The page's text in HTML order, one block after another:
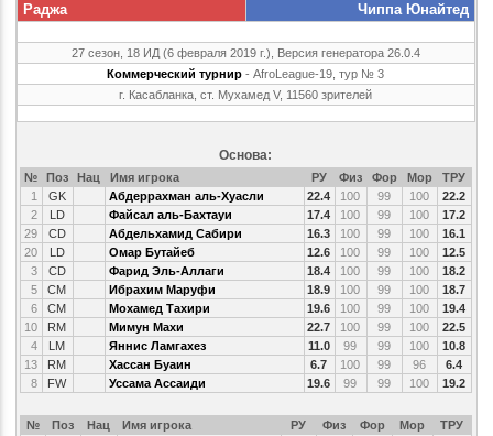
Раджа Чиппа Юнайтед
27 сезон, 18 ИД (6 февраля 2019 г.), Версия генератора 26.0.4
Коммерческий турнир - AfroLeague-19, тур № 3
г. Касабланка, ст. Мухамед V, 11560 зрителей
Основа:
№ Поз Нац Имя игрока РУ Физ Фор Мор
ТРУ
1
GK Абдеррахман аль-Хуасли 22.4 100 99 100
22.2
2
LD Файсал аль-Бахтауи 17.4 100 99 100
17.2
29
CD Абдельхамид Сабири 16.3 100 99 100
16.1
20
LD Омар Бутайеб 12.6 100 99 100
12.5
3
CD Фарид Эль-Аллаги 18.4 100 99 100
18.2
5
CM Ибрахим Маруфи 18.9 100 99 100
18.7
6
CM Мохамед Тахири 19.6 100 99 100
19.4
10
RM Мимун Махи 22.7 100 99 100
22.5
4
LM Яннис Ламгахез 11.0 99 99 100
10.8
13
RM Хассан Буаин 6.7 100 99 96
6.4
8
FW Уссама Ассаиди 19.6 99 99 100 19.2
№ Поз Нац Имя игрока РУ Физ Фор Мор
ТРУ